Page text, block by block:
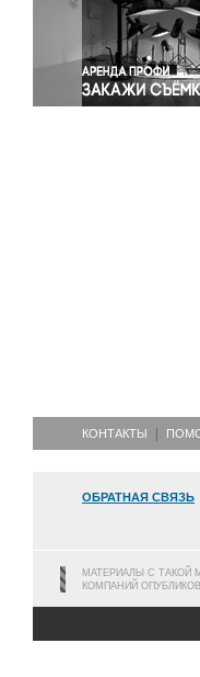
Экология
Экономика и
КОНТАКТЫ
ОБРАТНАЯ СВЯЗЬ
МАТЕРИАЛЫ С ТАКОЙ
КОМПАНИЙ